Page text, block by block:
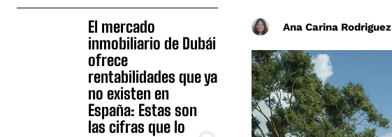
El mercado
inmobiliario de Dubái
ofrece
rentabilidades que ya
no existen en
España: Estas son
las cifras que lo
Ana Carina Rodriguez